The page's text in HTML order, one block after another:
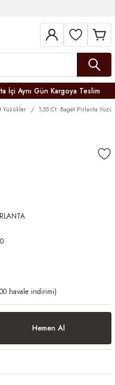
İçi Aynı Gün Kargoya Teslim
Yüzükler 1,55 Ct. Baget Pırlanta Yüzük
havale indirimi)
Hemen Al